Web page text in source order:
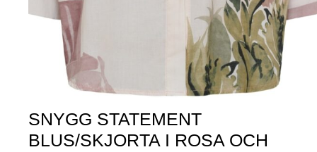
SNYGG STATEMENT
BLUS/SKJORTA I ROSA OCH